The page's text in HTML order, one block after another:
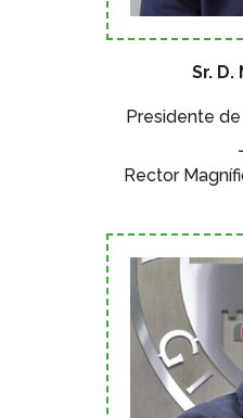
Sr.
Presidente
Rector